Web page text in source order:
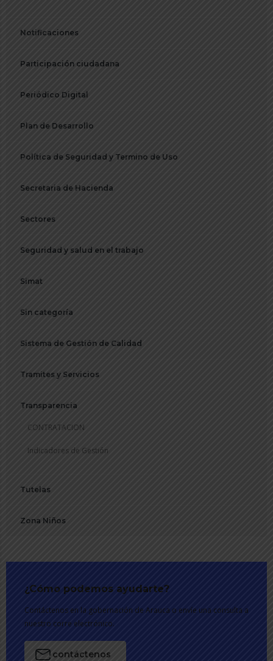
Notificaciones
Participación ciudadana
Periódico Digital
Plan de Desarrollo
Política de Seguridad y Termino de Uso
Secretaria de Hacienda
Sectores
Seguridad y salud en el trabajo
Simat
Sin categoría
Sistema de Gestión de Calidad
Tramites y Servicios
Transparencia
CONTRATACION
Indicadores de Gestión
Tutelas
Zona Niños
¿Cómo podemos ayudarte?
Contáctenos en la gobernación de Arauca o envíe una consulta a
nuestro corre electrónico.
contáctenos